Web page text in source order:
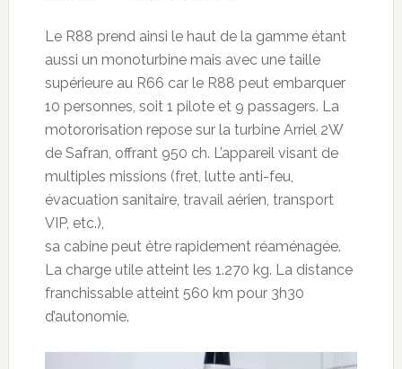
Le R88 prend ainsi le haut de la gamme étant
aussi un monoturbine mais avec une taille
supérieure au R66 car le R88 peut embarquer
10 personnes, soit 1 pilote et 9 passagers. La
motororisation repose sur la turbine Arriel 2W
de Safran, offrant 950 ch. L’appareil visant de
multiples missions (fret, lutte anti-feu,
évacuation sanitaire, travail aérien, transport
VIP, etc.),
sa cabine peut être rapidement réaménagée.
La charge utile atteint les 1.270 kg. La distance
franchissable atteint 560 km pour 3h30
d’autonomie.